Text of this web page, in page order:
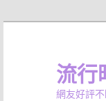
流行
網友好評